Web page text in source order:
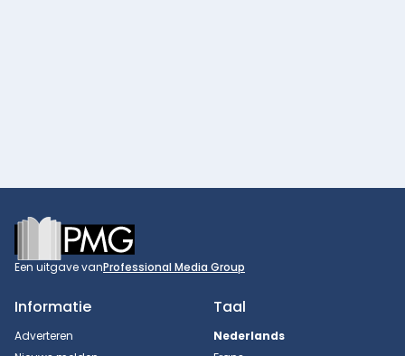
Footer
Een uitgave vanProfessional Media Group
Informatie
Adverteren
Taal
Nederlands